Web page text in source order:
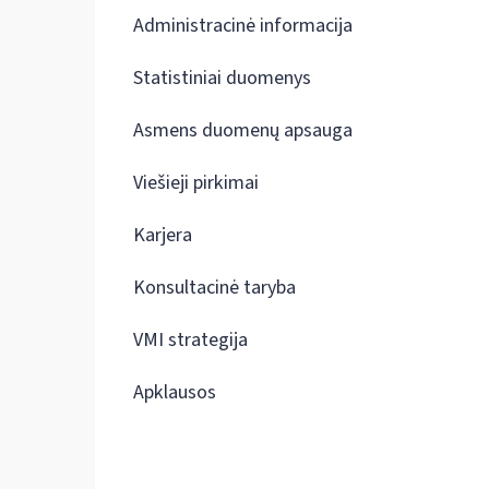
Administracinė informacija
Statistiniai duomenys
Asmens duomenų apsauga
Viešieji pirkimai
Karjera
Konsultacinė taryba
VMI strategija
Apklausos